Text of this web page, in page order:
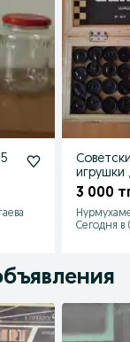
игрушки
3 000
Сегодня в